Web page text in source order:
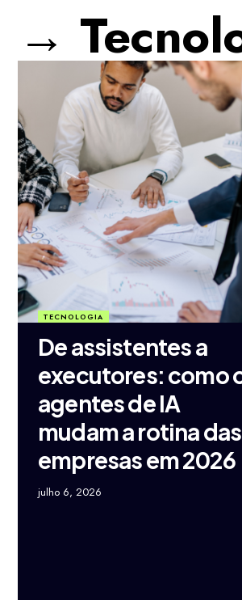
→
TECNOLOGIA
De assistentes a
executores: como
agentes de IA
mudam a rotina das
empresas em 2026
julho 6, 2026